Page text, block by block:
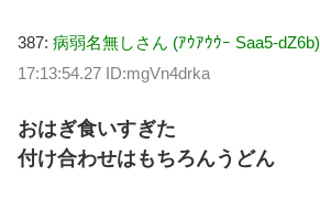
387: 病弱名無しさん (ｱｳｱｳｳｰ Saa5-dZ6b)
17:13:54.27 ID:mgVn4drka
おはぎ食いすぎた
付け合わせはもちろんうどん